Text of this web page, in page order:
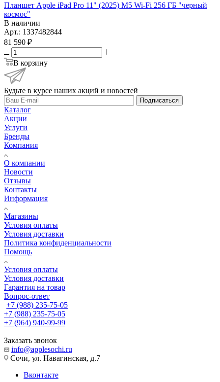
Планшет Apple iPad Pro 11" (2025) M5 Wi-Fi 256 ГБ "черный
космос"
В наличии
Арт.: 1337482844
81 590 ₽
В корзину
Будьте в курсе наших акций и новостей
Подписаться
Каталог
Акции
Услуги
Бренды
Компания
О компании
Новости
Отзывы
Контакты
Информация
Магазины
Условия оплаты
Условия доставки
Политика конфиденциальности
Помощь
Условия оплаты
Условия доставки
Гарантия на товар
Вопрос-ответ
+7 (988) 235-75-05
+7 (988) 235-75-05
+7 (964) 940-99-99
Заказать звонок
info@applesochi.ru
Сочи, ул. Навагинская, д.7
Вконтакте